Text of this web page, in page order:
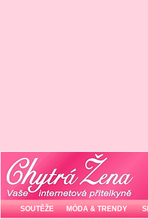
SOUTĚŽE MÓDA & TRENDY